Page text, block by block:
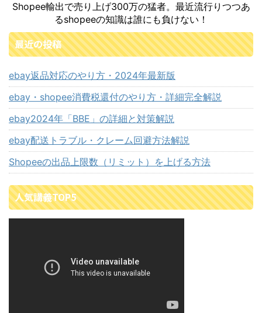
Shopee輸出で売り上げ300万の猛者。最近流行りつつあ
るshopeeの知識は誰にも負けない！
最近の投稿
ebay返品対応のやり方・2024年最新版
ebay・shopee消費税還付のやり方・詳細完全解説
ebay2024年「BBE」の詳細と対策解説
ebay配送トラブル・クレーム回避方法解説
Shopeeの出品上限数（リミット）を上げる方法
人気講義TOP5